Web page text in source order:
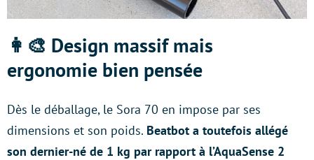
👩‍🎨 Design massif mais
ergonomie bien pensée
Dès le déballage, le Sora 70 en impose par ses
dimensions et son poids. Beatbot a toutefois allégé
son dernier-né de 1 kg par rapport à l’AquaSense 2